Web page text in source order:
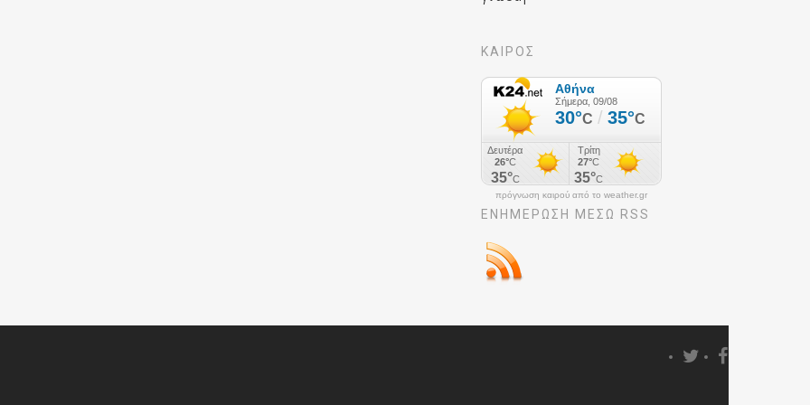
ΚΑΙΡΟΣ
πρόγνωση καιρού από το weather.gr
ΕΝΗΜΈΡΩΣΉ ΜΕΣΩ RSS